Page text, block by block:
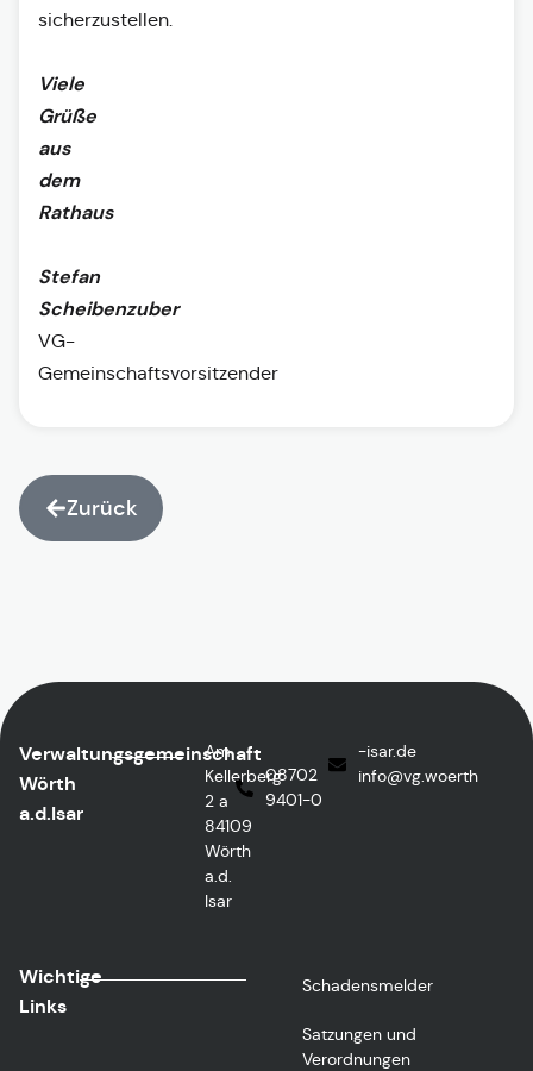
sicherzustellen.
Viele
Grüße
aus
dem
Rathaus
Stefan
Scheibenzuber
VG-
Gemeinschaftsvorsitzender
Zurück
Verwaltungsgemeinschaft
Wörth
a.d.Isar
Am
Kellerberg
2 a
84109
Wörth
a.d.
Isar
08702
9401-0
ed.rasi-
htreow.gv
@ofni
Wichtige
Links
Schadensmelder
Satzungen und
Verordnungen